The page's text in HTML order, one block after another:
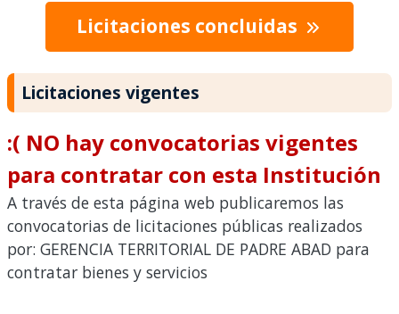
Licitaciones concluidas
Licitaciones vigentes
:( NO hay convocatorias vigentes
para contratar con esta Institución
A través de esta página web publicaremos las
convocatorias de licitaciones públicas realizados
por: GERENCIA TERRITORIAL DE PADRE ABAD para
contratar bienes y servicios